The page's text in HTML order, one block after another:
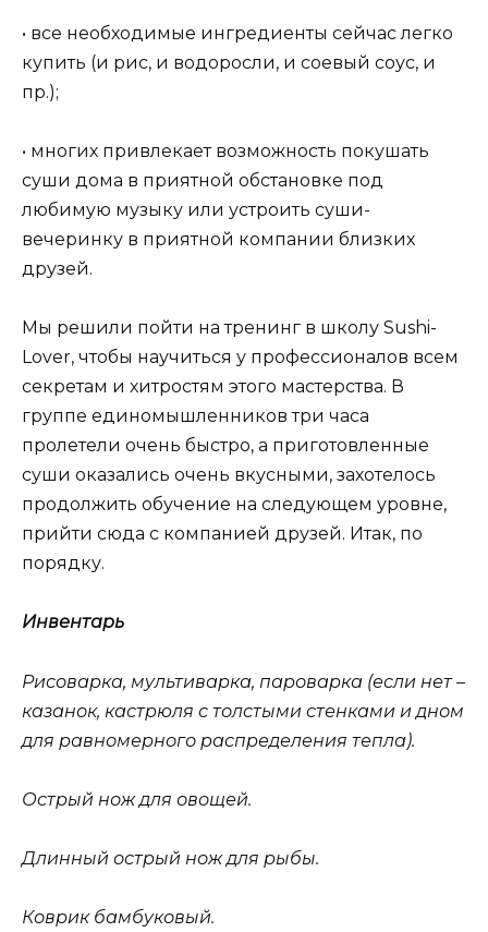
• все необходимые ингредиенты сейчас легко
купить (и рис, и водоросли, и соевый соус, и
пр.);
• многих привлекает возможность покушать
суши дома в приятной обстановке под
любимую музыку или устроить суши-
вечеринку в приятной компании близких
друзей.
Мы решили пойти на тренинг в школу Sushi-
Lover, чтобы научиться у профессионалов всем
секретам и хитростям этого мастерства. В
группе единомышленников три часа
пролетели очень быстро, а приготовленные
суши оказались очень вкусными, захотелось
продолжить обучение на следующем уровне,
прийти сюда с компанией друзей. Итак, по
порядку.
Инвентарь
Рисоварка, мультиварка, пароварка (если нет –
казанок, кастрюля с толстыми стенками и дном
для равномерного распределения тепла).
Острый нож для овощей.
Длинный острый нож для рыбы.
Коврик бамбуковый.